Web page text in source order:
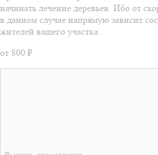
начинать лечение деревьев. Ибо от
в данном случае напрямую зависит
жителей вашего участка.
от 800 ₽